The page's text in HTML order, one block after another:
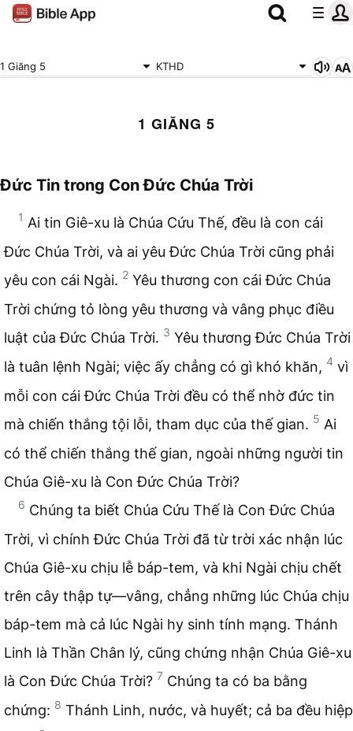
1 Giăng 5 KTHD
1 GIĂNG 5
Đức Tin trong Con Đức Chúa Trời
1 Ai tin Giê-xu là Chúa Cứu Thế, đều là con cái
Đức Chúa Trời, và ai yêu Đức Chúa Trời cũng phải
yêu con cái Ngài. 2 Yêu thương con cái Đức Chúa
Trời chứng tỏ lòng yêu thương và vâng phục điều
luật của Đức Chúa Trời. 3 Yêu thương Đức Chúa Trời
là tuân lệnh Ngài; việc ấy chẳng có gì khó khăn, 4 vì
mỗi con cái Đức Chúa Trời đều có thể nhờ đức tin
mà chiến thắng tội lỗi, tham dục của thế gian. 5 Ai
có thể chiến thắng thế gian, ngoài những người tin
Chúa Giê-xu là Con Đức Chúa Trời?
6 Chúng ta biết Chúa Cứu Thế là Con Đức Chúa
Trời, vì chính Đức Chúa Trời đã từ trời xác nhận lúc
Chúa Giê-xu chịu lễ báp-tem, và khi Ngài chịu chết
trên cây thập tự—vâng, chẳng những lúc Chúa chịu
báp-tem mà cả lúc Ngài hy sinh tính mạng. Thánh
Linh là Thần Chân lý, cũng chứng nhận Chúa Giê-xu
là Con Đức Chúa Trời? 7 Chúng ta có ba bằng
chứng: 8 Thánh Linh, nước, và huyết; cả ba đều hiệp